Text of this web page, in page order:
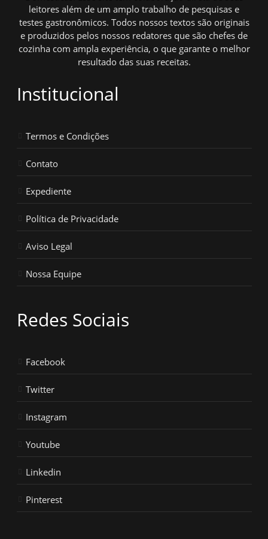
leitores além de um amplo trabalho de pesquisas e
testes gastronômicos. Todos nossos textos são originais
e produzidos pelos nossos redatores que são chefes de
cozinha com ampla experiência, o que garante o melhor
resultado das suas receitas.
Institucional
Termos e Condições
Contato
Expediente
Política de Privacidade
Aviso Legal
Nossa Equipe
Redes Sociais
Facebook
Twitter
Instagram
Youtube
Linkedin
Pinterest